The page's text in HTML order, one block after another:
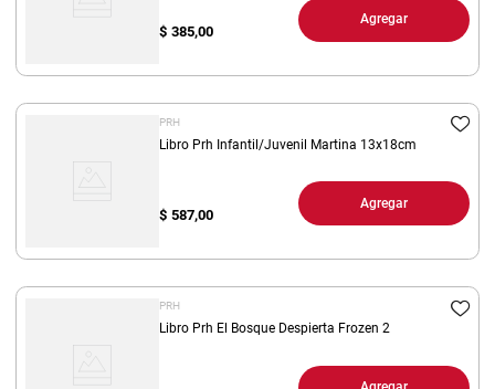
$ 385,00
Agregar
PRH
Libro Prh Infantil/Juvenil Martina 13x18cm
$ 587,00
Agregar
PRH
Libro Prh El Bosque Despierta Frozen 2